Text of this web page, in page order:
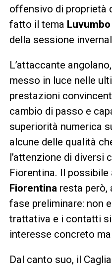
offensivo di proprietà
fatto il tema
della sessione
L’attaccante
messo in luce nelle
prestazioni
cambio di passo e
superiorità numerica
alcune delle qualità
l’attenzione di diversi
Fiorentina. Il possibile
Fiorentina resta però,
fase preliminare: non
trattativa e i contatti
interesse concreto
Dal canto suo, il